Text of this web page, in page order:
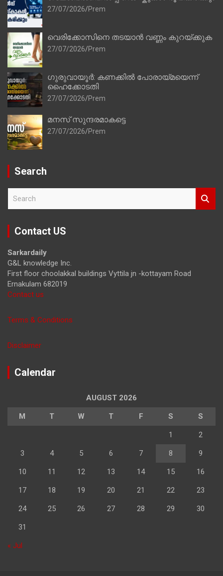
27/07/2026 Prem
വെരിക്കോസിനെ തടയാൻ വണ്ണം കുറയ്ക്കുക
27/07/2026 Prem
ഗുരുവായൂർ: കണക്കിൽ പോരായ്മയെന്ന്
ഹൈക്കോടതി
27/07/2026 Prem
മനസ് സുന്ദരമാകട്ടെ
27/07/2026 Prem
Search
r
Contact US
Sarkardaily
G&L knowledge Inc.
First floor choolakkal buildings Vyttila jn -kottayam Road
Ernakulam 682019
Contact us
Terms & Conditions
Disclaimer
Calendar
AUGUST 2026
M T W T F S S
1 2
3 4 5 6 7 8 9
10 11 12 13 14 15 16
17 18 19 20 21 22 23
24 25 26 27 28 29 30
31
« Jul